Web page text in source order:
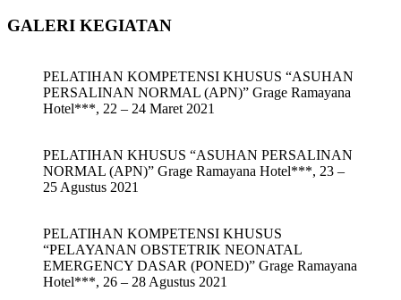
GALERI KEGIATAN
PELATIHAN KOMPETENSI KHUSUS “ASUHAN
PERSALINAN NORMAL (APN)” Grage Ramayana
Hotel***, 22 – 24 Maret 2021
PELATIHAN KHUSUS “ASUHAN PERSALINAN
NORMAL (APN)” Grage Ramayana Hotel***, 23 –
25 Agustus 2021
PELATIHAN KOMPETENSI KHUSUS
“PELAYANAN OBSTETRIK NEONATAL
EMERGENCY DASAR (PONED)” Grage Ramayana
Hotel***, 26 – 28 Agustus 2021